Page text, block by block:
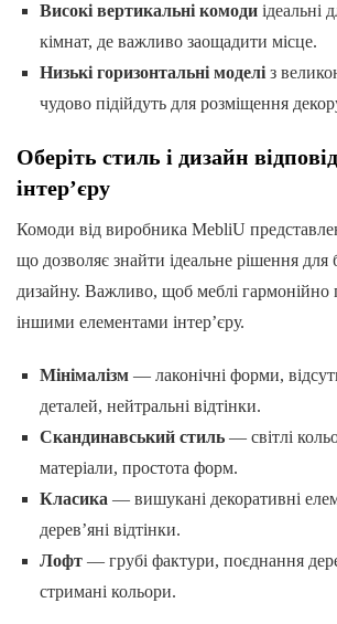
Високі вертикальні комодиідеальні
кімнат, де важливо заощадити місце.
Низькі горизонтальні моделіз
чудово підійдуть для розміщення
Оберіть стиль і дизайн
інтер’єру
Комоди від виробника MebliU
що дозволяє знайти ідеальне рішення для
дизайну. Важливо, щоб меблі гармонійно
іншими елементами інтер’єру.
Мінімалізм— лаконічні форми,
деталей, нейтральні відтінки.
Скандинавський стиль— світлі
матеріали, простота форм.
Класика — вишукані декоративні
дерев’яні відтінки.
Лофт— грубі фактури, поєднання
стримані кольори.